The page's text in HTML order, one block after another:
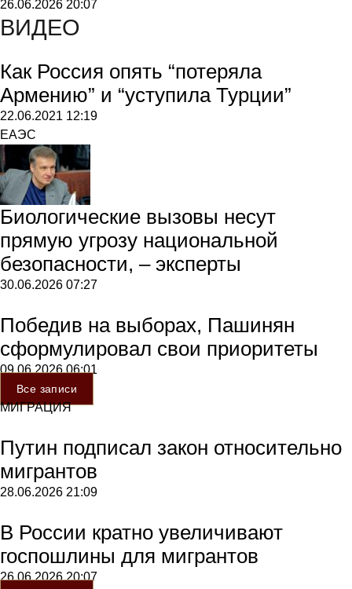
26.06.2026 20:07
ВИДЕО
Как Россия опять “потеряла
Армению” и “уступила Турции”
22.06.2021 12:19
ЕАЭС
Биологические вызовы несут
прямую угрозу национальной
безопасности, – эксперты
30.06.2026 07:27
Победив на выборах, Пашинян
сформулировал свои приоритеты
09.06.202606:01
Все записи
МИГРАЦИЯ
Путин подписал закон относительно
мигрантов
28.06.2026 21:09
В России кратно увеличивают
госпошлины для мигрантов
26.06.202620:07